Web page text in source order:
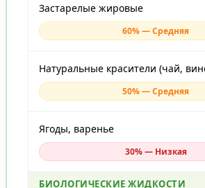
Застарелые жировые
60% — Средняя
Натуральные красители (чай,
50% — Средняя
Ягоды, варенье
30% — Низкая
БИОЛОГИЧЕСКИЕ ЖИДКОСТИ